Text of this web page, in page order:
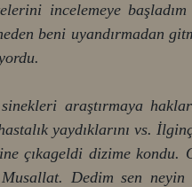
incelemeye
beni uyandırmadan
araştırmaya
yaydıklarını vs.
çıkageldi dizime kondu.
Dedim sen neyin